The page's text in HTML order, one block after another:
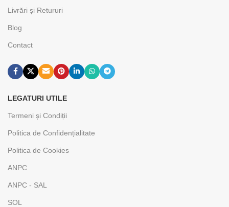
Livrări și Retururi
Blog
Contact
LEGATURI UTILE
Termeni și Condiții
Politica de Confidențialitate
Politica de Cookies
ANPC
ANPC - SAL
SOL